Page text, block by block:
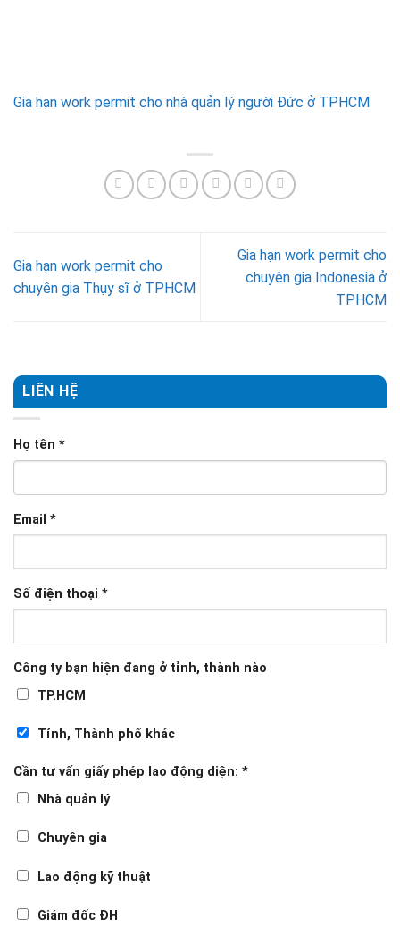
Gia hạn work permit cho nhà quản lý người Đức ở TPHCM
Gia hạn work permit cho
chuyên gia Thụy sĩ ở TPHCM
Gia hạn work permit cho
chuyên gia Indonesia ở
TPHCM
LIÊN HỆ
Họ tên *
Email *
Số điện thoại *
Công ty bạn hiện đang ở tỉnh, thành nào
TP.HCM
Tỉnh, Thành phố khác
Cần tư vấn giấy phép lao động diện: *
Nhà quản lý
Chuyên gia
Lao động kỹ thuật
Giám đốc ĐH